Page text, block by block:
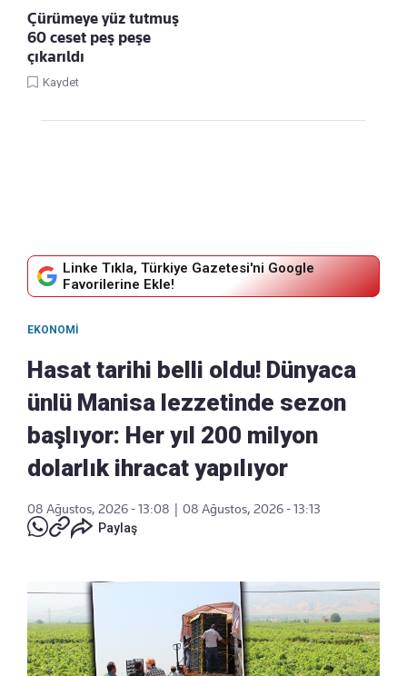
Çürümeye yüz tutmuş
60 ceset peş peşe
çıkarıldı
Kaydet
Linke Tıkla, Türkiye Gazetesi'ni Google
Favorilerine Ekle!
EKONOMI
Hasat tarihi belli oldu! Dünyaca
ünlü Manisa lezzetinde sezon
başlıyor: Her yıl 200 milyon
dolarlık ihracat yapılıyor
08 Ağustos, 2026 - 13:08 | 08 Ağustos, 2026 - 13:13
Paylaş